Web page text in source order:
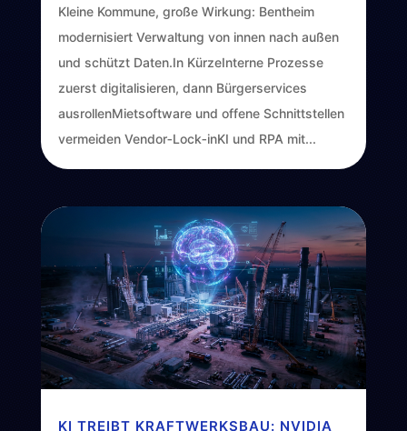
Kleine Kommune, große Wirkung: Bentheim
modernisiert Verwaltung von innen nach außen
und schützt Daten.In KürzeInterne Prozesse
zuerst digitalisieren, dann Bürgerservices
ausrollenMietsoftware und offene Schnittstellen
vermeiden Vendor‑Lock‑inKI und RPA mit...
KI TREIBT KRAFTWERKSBAU: NVIDIA